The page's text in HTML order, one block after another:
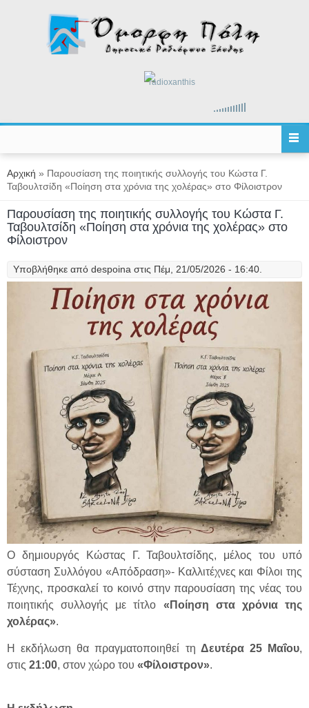
radioxanthis
Είστε εδώ
Αρχική » Παρουσίαση της ποιητικής συλλογής του Κώστα Γ.
Ταβουλτσίδη «Ποίηση στα χρόνια της χολέρας» στο Φίλοιστρον
Παρουσίαση της ποιητικής συλλογής του Κώστα Γ.
Ταβουλτσίδη «Ποίηση στα χρόνια της χολέρας» στο
Φίλοιστρον
Υποβλήθηκε από despoina στις Πέμ, 21/05/2026 - 16:40.
Ο δημιουργός Κώστας Γ. Ταβουλτσίδης, μέλος του υπό
σύσταση Συλλόγου «Απόδραση»- Καλλιτέχνες και Φίλοι της
Τέχνης, προσκαλεί το κοινό στην παρουσίαση της νέας του
ποιητικής συλλογής με τίτλο «Ποίηση στα χρόνια της
χολέρας».
Η εκδήλωση θα πραγματοποιηθεί τη Δευτέρα 25 Μαΐου,
στις 21:00, στον χώρο του «Φίλοιστρον».